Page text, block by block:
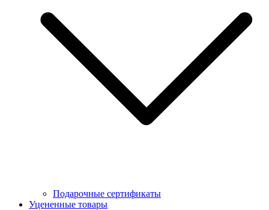
Подарочные сертификаты
Уцененные товары